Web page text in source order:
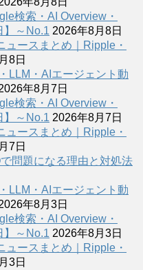
検索・AI Overview・
】～No.1 2026年8月8日
ュースまとめ｜Ripple・
8日
LLM・AIエージェント動
年8月7日
検索・AI Overview・
】～No.1 2026年8月7日
ュースまとめ｜Ripple・
7日
問題になる理由と対処法
LLM・AIエージェント動
年8月3日
検索・AI Overview・
】～No.1 2026年8月3日
ュースまとめ｜Ripple・
3日